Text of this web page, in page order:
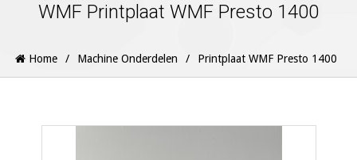
WMF Printplaat WMF Presto 1400
Home / Machine Onderdelen / Printplaat WMF Presto 1400